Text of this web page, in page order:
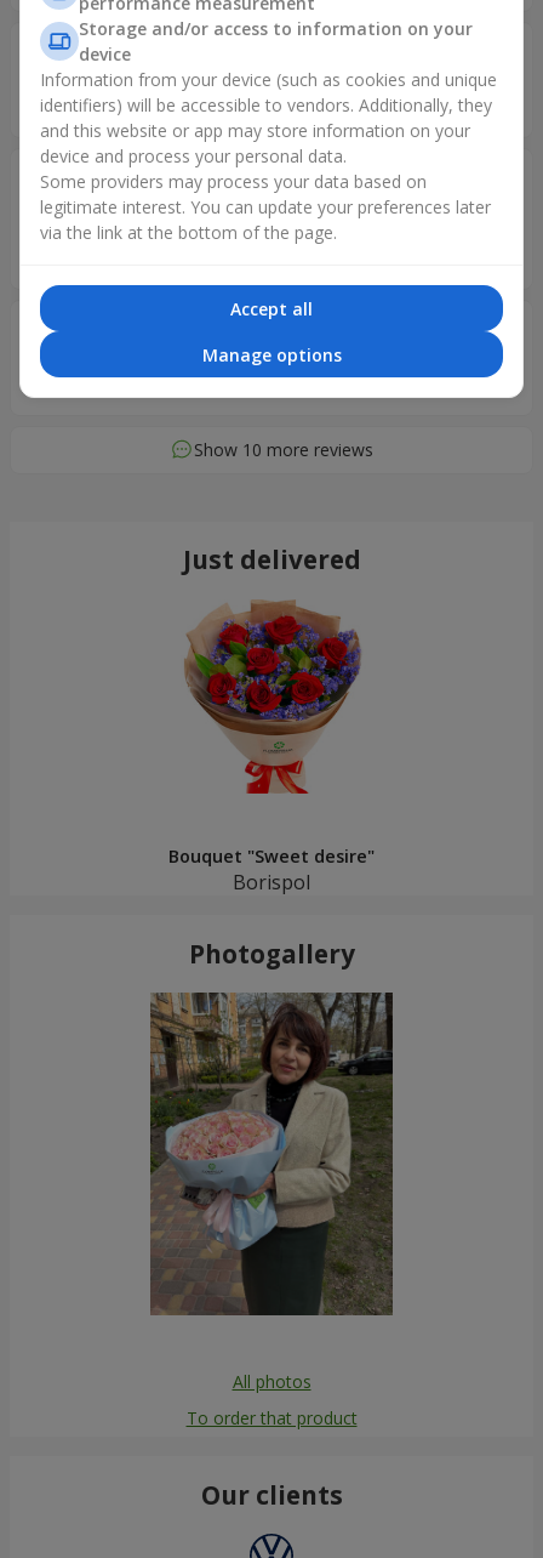
Валентина
5
Дякую Велике.
Дар'я 16.01.2024
5
Дякую за квіти, мамі сподобались. Як завжди дуже свіжі і
Денис
Лучшие
Show 10 more reviews
Just delivered
Bouquet "Sweet desire"
Borispol
Photogallery
All photos
To order that product
Our clients
Storage and/or access to information on your
device
Information from your device (such as cookies and unique
identifiers) will be accessible to vendors. Additionally, they
and this website or app may store information on your
device and process your personal data.
Some providers may process your data based on
legitimate interest. You can update your preferences later
via the link at the bottom of the page.
Accept all
Manage options